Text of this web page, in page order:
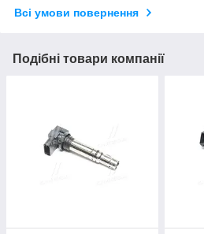
Всі умови повернення
Подібні товари компанії